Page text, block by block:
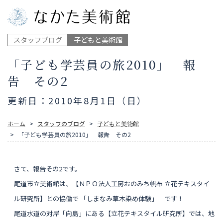
スタッフブログ 子どもと美術館
「子ども学芸員の旅2010」 報
告 その2
更新日：2010年8月1日（日）
ホーム スタッフのブログ
子どもと美術館
「子ども学芸員の旅2010」 報告 その2
さて、報告その2です。
尾道市立美術館は、【ＮＰＯ法人工房おのみち帆布 立花テキスタイ
ル研究所】との協働で
「しまなみ草木染め体験」 です！
尾道水道の対岸「向島」にある 【立花テキスタイル研究所】では、地